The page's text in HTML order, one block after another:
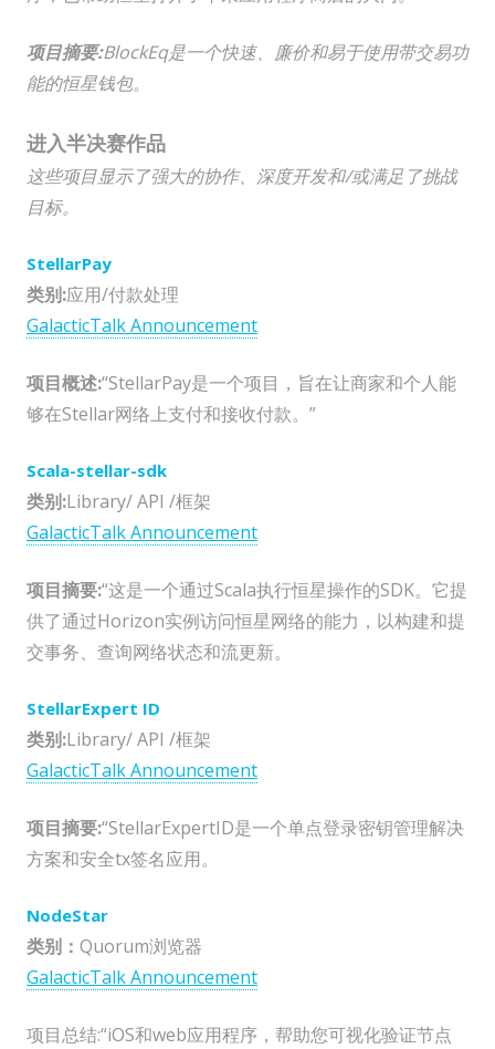
项目摘要:BlockEq是一个快速、廉价和易于使用带交易功
能的恒星钱包。
进入半决赛作品
这些项目显示了强大的协作、深度开发和/或满足了挑战
目标。
StellarPay
类别:应用/付款处理
GalacticTalk Announcement
项目概述:“StellarPay是一个项目，旨在让商家和个人能
够在Stellar网络上支付和接收付款。”
Scala-stellar-sdk
类别:Library/ API /框架
GalacticTalk Announcement
项目摘要:“这是一个通过Scala执行恒星操作的SDK。它提
供了通过Horizon实例访问恒星网络的能力，以构建和提
交事务、查询网络状态和流更新。
StellarExpert ID
类别:Library/ API /框架
GalacticTalk Announcement
项目摘要:“StellarExpertID是一个单点登录密钥管理解决
方案和安全tx签名应用。
NodeStar
类别： Quorum浏览器
GalacticTalk Announcement
项目总结:“iOS和web应用程序，帮助您可视化验证节点